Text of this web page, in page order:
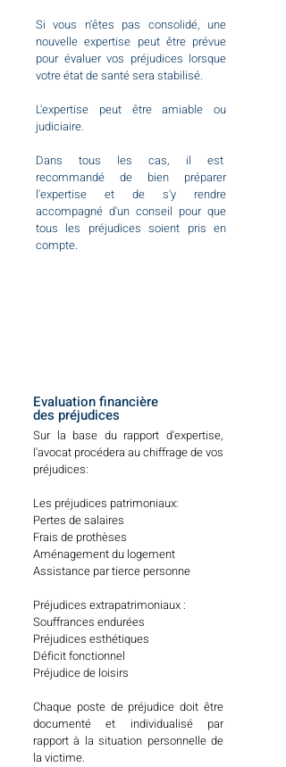
Si vous n'êtes pas consolidé, une
nouvelle expertise peut être prévue
pour évaluer vos préjudices lorsque
votre état de santé sera stabilisé.
L'expertise peut être amiable ou
judiciaire.
Dans tous les cas, il est
recommandé de bien préparer
l'expertise et de s'y rendre
accompagné d'un conseil pour que
tous les préjudices soient pris en
compte.
Evaluation financière
des préjudices
Sur la base du rapport d'expertise,
l'avocat procédera au chiffrage de vos
préjudices:
Les préjudices patrimoniaux:
Pertes de salaires
Frais de prothèses
Aménagement du logement
Assistance par tierce personne
Préjudices extrapatrimoniaux :
Souffrances endurées
Préjudices esthétiques
Déficit fonctionnel
Préjudice de loisirs
Chaque poste de préjudice doit être
documenté et individualisé par
rapport à la situation personnelle de
la victime.